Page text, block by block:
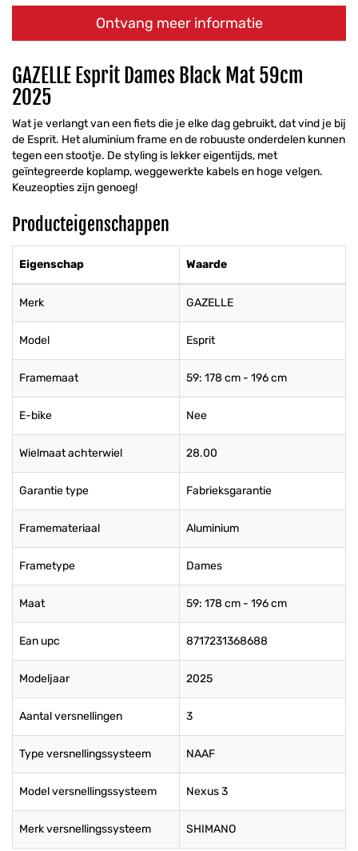
Ontvang meer informatie
GAZELLE Esprit Dames Black Mat 59cm
2025
Wat je verlangt van een fiets die je elke dag gebruikt, dat vind je bij
de Esprit. Het aluminium frame en de robuuste onderdelen kunnen
tegen een stootje. De styling is lekker eigentijds, met
geïntegreerde koplamp, weggewerkte kabels en hoge velgen.
Keuzeopties zijn genoeg!
Producteigenschappen
Eigenschap Waarde
Merk GAZELLE
Model Esprit
Framemaat 59: 178 cm - 196 cm
E-bike Nee
Wielmaat achterwiel 28.00
Garantie type Fabrieksgarantie
Framemateriaal Aluminium
Frametype Dames
Maat 59: 178 cm - 196 cm
Ean upc 8717231368688
Modeljaar 2025
Aantal versnellingen 3
Type versnellingssysteem NAAF
Model versnellingssysteem Nexus 3
Merk versnellingssysteem SHIMANO